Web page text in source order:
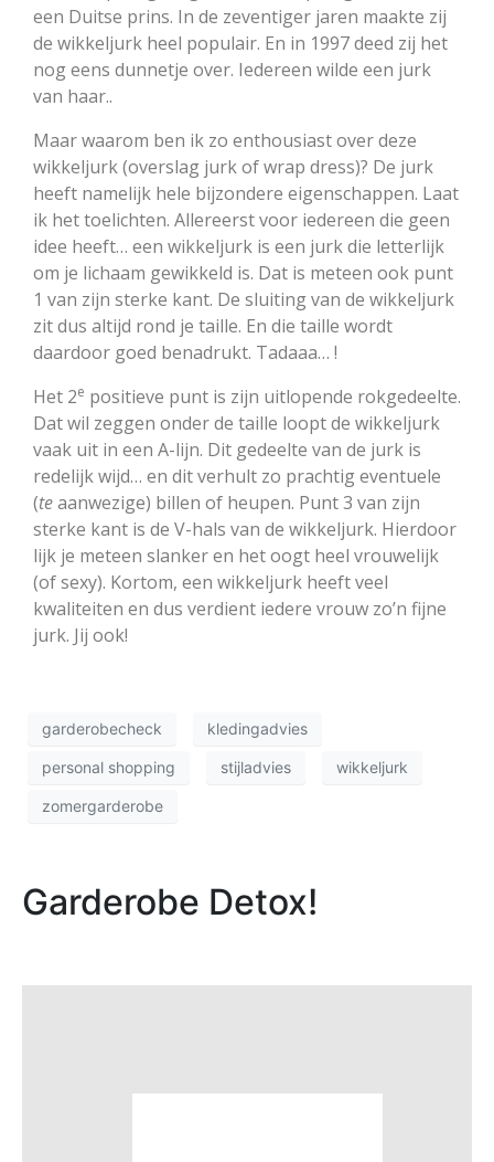
een Duitse prins. In de zeventiger jaren maakte zij
de wikkeljurk heel populair. En in 1997 deed zij het
nog eens dunnetje over. Iedereen wilde een jurk
van haar..
Maar waarom ben ik zo enthousiast over deze
wikkeljurk (overslag jurk of wrap dress)? De jurk
heeft namelijk hele bijzondere eigenschappen. Laat
ik het toelichten. Allereerst voor iedereen die geen
idee heeft… een wikkeljurk is een jurk die letterlijk
om je lichaam gewikkeld is. Dat is meteen ook punt
1 van zijn sterke kant. De sluiting van de wikkeljurk
zit dus altijd rond je taille. En die taille wordt
daardoor goed benadrukt. Tadaaa… !
Het 2e positieve punt is zijn uitlopende rokgedeelte.
Dat wil zeggen onder de taille loopt de wikkeljurk
vaak uit in een A-lijn. Dit gedeelte van de jurk is
redelijk wijd… en dit verhult zo prachtig eventuele
(teaanwezige) billen of heupen. Punt 3 van zijn
sterke kant is de V-hals van de wikkeljurk. Hierdoor
lijk je meteen slanker en het oogt heel vrouwelijk
(of sexy). Kortom, een wikkeljurk heeft veel
kwaliteiten en dus verdient iedere vrouw zo’n fijne
jurk. Jij ook!
garderobecheck kledingadvies
personal shopping stijladvies wikkeljurk
zomergarderobe
Garderobe Detox!